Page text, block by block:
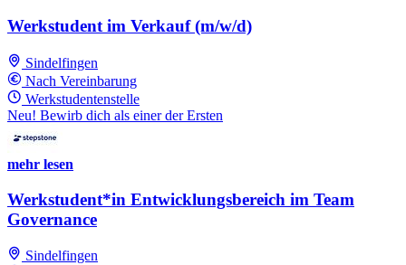
Werkstudent im Verkauf (m/w/d)
Sindelfingen
Nach Vereinbarung
Werkstudentenstelle
Neu! Bewirb dich als einer der Ersten
mehr lesen
Werkstudent*in Entwicklungsbereich im Team
Governance
Sindelfingen